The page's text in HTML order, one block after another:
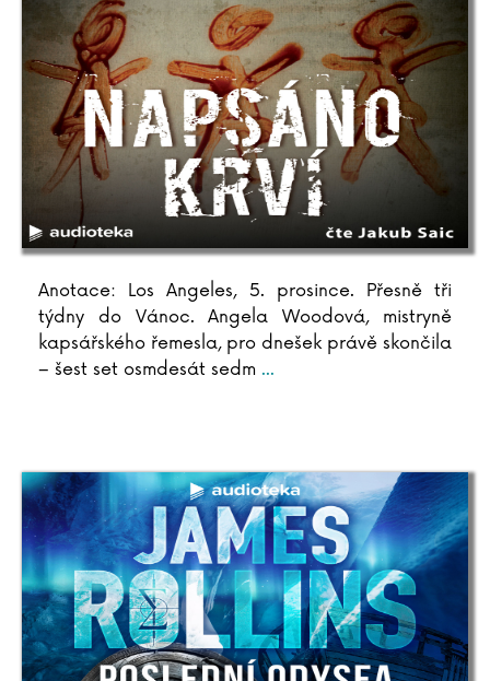
Anotace: Los Angeles, 5. prosince. Přesně tři
týdny do Vánoc. Angela Woodová, mistryně
kapsářského řemesla, pro dnešek právě skončila
– šest set osmdesát sedm ...